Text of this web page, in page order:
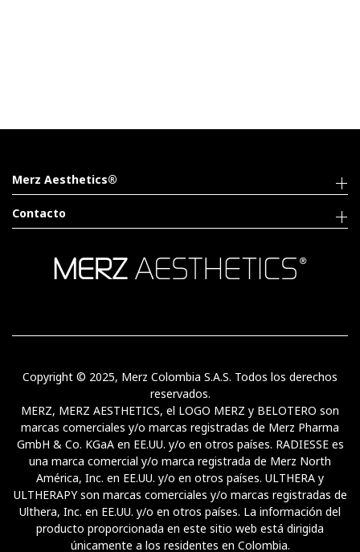
Merz Aesthetics®
Contacto
Copyright © 2025, Merz Colombia S.A.S. Todos los derechos
reservados.
MERZ, MERZ AESTHETICS, el LOGO MERZ y BELOTERO son
marcas comerciales y/o marcas registradas de Merz Pharma
GmbH & Co. KGaA en EE.UU. y/o en otros países. RADIESSE es
una marca comercial y/o marca registrada de Merz North
América, Inc. en EE.UU. y/o en otros países. ULTHERA y
ULTHERAPY son marcas comerciales y/o marcas registradas de
Ulthera, Inc. en EE.UU. y/o en otros países. La información del
producto proporcionada en este sitio web está dirigida
únicamente a los residentes en Colombia.